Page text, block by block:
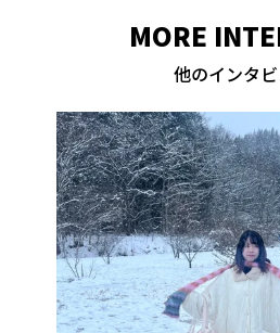
MORE
他のインタ